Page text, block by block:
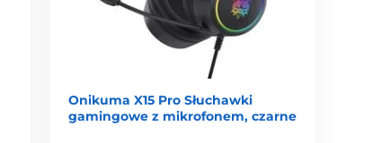
Onikuma X15 Pro Słuchawki
gamingowe z mikrofonem, czarne